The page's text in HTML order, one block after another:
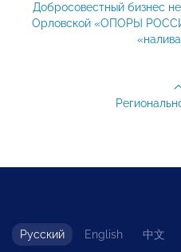
Добросовестный бизнес
Орловской «ОПОРЫ
Русский English 中文